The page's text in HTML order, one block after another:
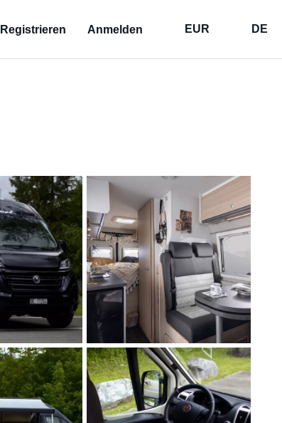
Registrieren Anmelden EUR DE